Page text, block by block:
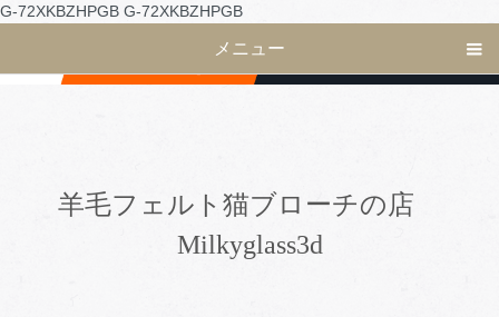
G-72XKBZHPGB G-72XKBZHPGB
メニュー
羊毛フェルト猫ブローチの店
Milkyglass3d